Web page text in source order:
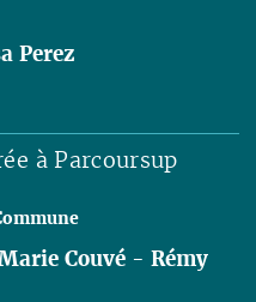
Perez
à Parcoursup
Couvé -Rémy